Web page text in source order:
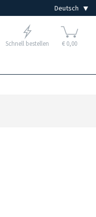
Schnell bestellen € 0,00